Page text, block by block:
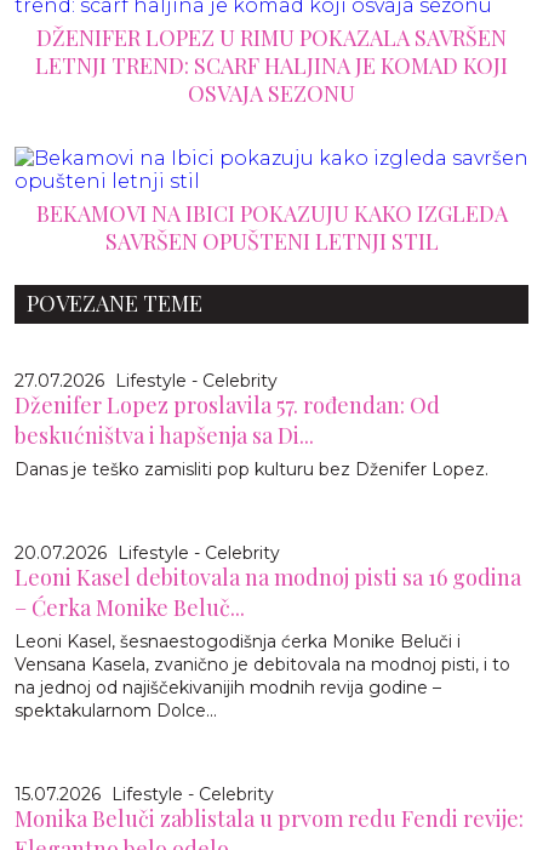
DŽENIFER LOPEZ U RIMU POKAZALA SAVRŠEN
LETNJI TREND: SCARF HALJINA JE KOMAD KOJI
OSVAJA SEZONU
BEKAMOVI NA IBICI POKAZUJU KAKO IZGLEDA
SAVRŠEN OPUŠTENI LETNJI STIL
POVEZANE TEME
27.07.2026 Lifestyle - Celebrity
Dženifer Lopez proslavila 57. rođendan: Od
beskućništva i hapšenja sa Di...
Danas je teško zamisliti pop kulturu bez Dženifer Lopez.
20.07.2026 Lifestyle - Celebrity
Leoni Kasel debitovala na modnoj pisti sa 16 godina
– Ćerka Monike Beluč...
Leoni Kasel, šesnaestogodišnja ćerka Monike Beluči i
Vensana Kasela, zvanično je debitovala na modnoj pisti, i to
na jednoj od najiščekivanijih modnih revija godine –
spektakularnom Dolce...
15.07.2026 Lifestyle - Celebrity
Monika Beluči zablistala u prvom redu Fendi revije: